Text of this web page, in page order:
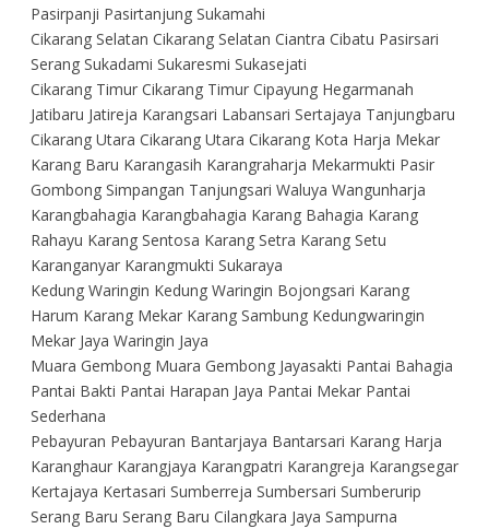
Pasirpanji Pasirtanjung Sukamahi
Cikarang Selatan Cikarang Selatan Ciantra Cibatu Pasirsari
Serang Sukadami Sukaresmi Sukasejati
Cikarang Timur Cikarang Timur Cipayung Hegarmanah
Jatibaru Jatireja Karangsari Labansari Sertajaya Tanjungbaru
Cikarang Utara Cikarang Utara Cikarang Kota Harja Mekar
Karang Baru Karangasih Karangraharja Mekarmukti Pasir
Gombong Simpangan Tanjungsari Waluya Wangunharja
Karangbahagia Karangbahagia Karang Bahagia Karang
Rahayu Karang Sentosa Karang Setra Karang Setu
Karanganyar Karangmukti Sukaraya
Kedung Waringin Kedung Waringin Bojongsari Karang
Harum Karang Mekar Karang Sambung Kedungwaringin
Mekar Jaya Waringin Jaya
Muara Gembong Muara Gembong Jayasakti Pantai Bahagia
Pantai Bakti Pantai Harapan Jaya Pantai Mekar Pantai
Sederhana
Pebayuran Pebayuran Bantarjaya Bantarsari Karang Harja
Karanghaur Karangjaya Karangpatri Karangreja Karangsegar
Kertajaya Kertasari Sumberreja Sumbersari Sumberurip
Serang Baru Serang Baru Cilangkara Jaya Sampurna